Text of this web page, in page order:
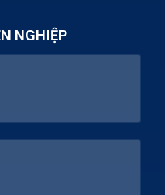
NGHIỆP